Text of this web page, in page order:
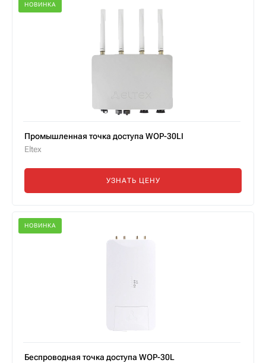
НОВИНКА
Промышленная точка доступа WOP-30LI
Eltex
УЗНАТЬ ЦЕНУ
НОВИНКА
Беспроводная точка доступа WOP-30L